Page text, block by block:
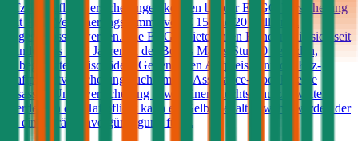
Kfz-Haftpflichtversicherungen können bei der ERGO Versicherung
mit einer Versicherungssumme von € 15 und 20 Millionen
abgeschlossen werden. Die ERGO bietet ihren Kunden, die sich seit
mindestens zwei Jahren in der Bonus Malus-Stufe 0 befinden,
unbegrenzte Freischäden. Gegen einen Aufpreis kann die Kfz-
Haftpflichtversicherung auch um ein Assistance-Produkt, eine
Insassen-Unfallversicherung sowie einen Rechtsschutz erweitert
werden. In der Haftpflicht kann ein Selbstbehalt gewählt werden der
zu einer Prämienvergünstigung führt.